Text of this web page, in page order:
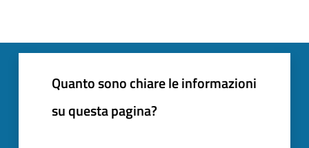
Quanto sono chiare le informazioni
su questa pagina?